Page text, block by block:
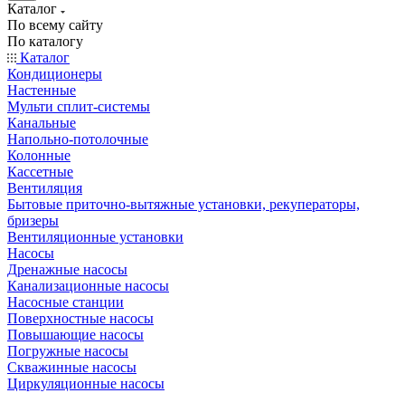
Каталог
По всему сайту
По каталогу
Каталог
Кондиционеры
Настенные
Мульти сплит-системы
Канальные
Напольно-потолочные
Колонные
Кассетные
Вентиляция
Бытовые приточно-вытяжные установки, рекуператоры,
бризеры
Вентиляционные установки
Насосы
Дренажные насосы
Канализационные насосы
Насосные станции
Поверхностные насосы
Повышающие насосы
Погружные насосы
Скважинные насосы
Циркуляционные насосы